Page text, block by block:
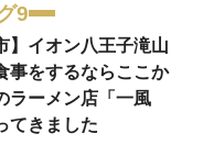
9
】イオン八王子滝山
事をするならここか
ラーメン店「一風
てきました